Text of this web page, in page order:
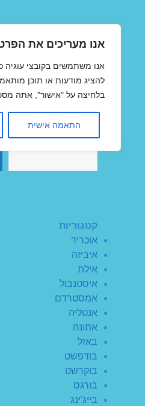
אנו מעריכים את
אנו משתמשים בקובצי עוגיה
להציג מודעות או תוכן
בלחיצה על "אישור", אתה
התאמה אישית
MegaFlights טיסות מוזלות
חיפוש
קטגוריות
אוכריד
איביזה
אילת
איסטנבול
אמסטרדם
אנטליה
אתונה
באזל
בודפשט
בוקרשט
בורגס
בייג'ינג